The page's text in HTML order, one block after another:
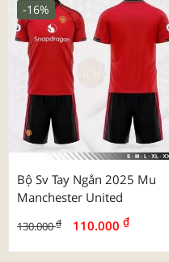
Bộ Sv Tay Ngắn 2025 Mu
Manchester United
130.000₫ 110.000 ₫
-16%